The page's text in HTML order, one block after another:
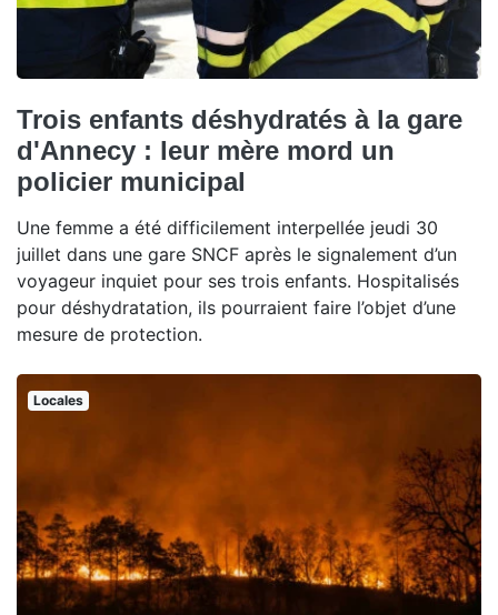
Trois enfants déshydratés à la gare
d'Annecy : leur mère mord un
policier municipal
Une femme a été difficilement interpellée jeudi 30
juillet dans une gare SNCF après le signalement d’un
voyageur inquiet pour ses trois enfants. Hospitalisés
pour déshydratation, ils pourraient faire l’objet d’une
mesure de protection.
Locales